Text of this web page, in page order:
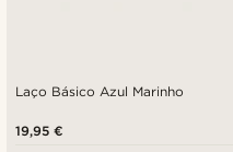
Laço Básico Azul Marinho
19,95 €